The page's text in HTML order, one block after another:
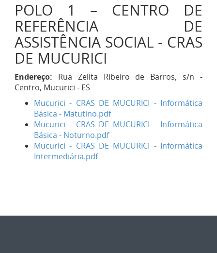
POLO 1 – CENTRO DE
REFERÊNCIA DE
ASSISTÊNCIA SOCIAL - CRAS
DE MUCURICI
Endereço:
Rua Zelita Ribeiro de Barros, s/n -
Centro, Mucurici - ES
Mucurici - CRAS DE MUCURICI - Informática
Básica - Matutino.pdf
Mucurici - CRAS DE MUCURICI - Informática
Básica - Noturno.pdf
Mucurici - CRAS DE MUCURICI - Informática
Intermediária.pdf